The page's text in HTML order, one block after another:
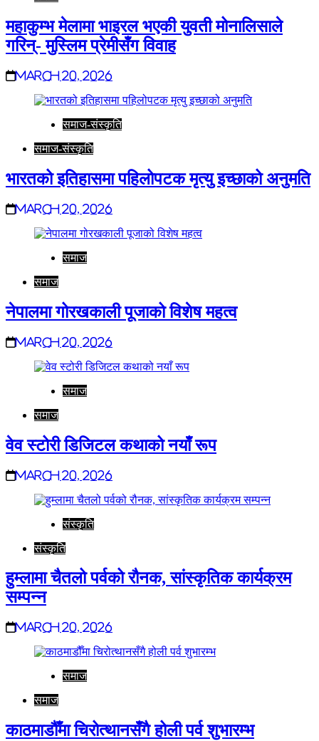
महाकुम्भ मेलामा भाइरल भएकी युवती मोनालिसाले
गरिन्- मुस्लिम प्रेमीसँग विवाह
March 20, 2026
समाज-संस्कृति
समाज-संस्कृति
भारतको इतिहासमा पहिलोपटक मृत्यु इच्छाको अनुमति
March 20, 2026
समाज
समाज
नेपालमा गोरखकाली पूजाको विशेष महत्व
March 20, 2026
समाज
समाज
वेव स्टोरी डिजिटल कथाको नयाँ रूप
March 20, 2026
संस्कृति
संस्कृति
हुम्लामा चैतलो पर्वको रौनक, सांस्कृतिक कार्यक्रम
सम्पन्न
March 20, 2026
समाज
समाज
काठमाडौँमा चिरोत्थानसँगै होली पर्व शुभारम्भ